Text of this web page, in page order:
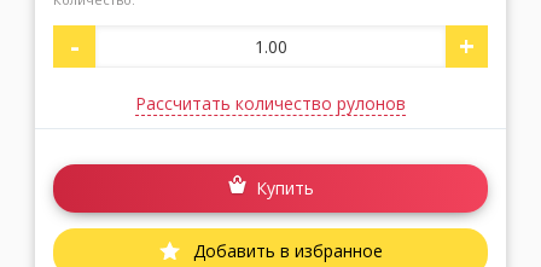
- +
Рассчитать количество рулонов
Купить
Добавить в избранное